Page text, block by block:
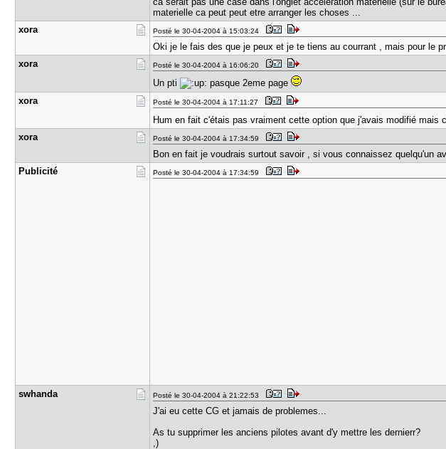
materielle ca peut peut etre arranger les choses ...
xora
Posté le 30-04-2004 à 15:03:24
Oki je le fais des que je peux et je te tiens au courrant , mais pour le
xora
Posté le 30-04-2004 à 16:06:20
Un pti
pasque 2eme page
xora
Posté le 30-04-2004 à 17:11:27
Hum en fait c'étais pas vraiment cette option que j'avais modifié
xora
Posté le 30-04-2004 à 17:34:59
Bon en fait je voudrais surtout savoir , si vous connaissez quelqu'un
Publicité
Posté le 30-04-2004 à 17:34:59
swhanda Posté le 30-04-2004 à 21:22:53
J'ai eu cette CG et jamais de problemes...
As tu supprimer les anciens pilotes avant d'y mettre les dernierr?
,)